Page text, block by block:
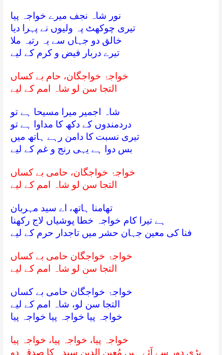
نور شاہ نجف میرے خواجہ پیا
تیری چوکھٹ پہ ولیوں نے پہرا دیا
خالق دو جہاں سے یہ رتبہ ملا
تیرے دربار فیض و کرم کے لیے
خواجۂ خواجگان، حام بے کساں
التجا سن لو شاہ امم کے لیے
شاہ اجمیر میرا مسیحا ہے تو
دردمندوں کے دکھ کا مداوا ہے تو
تیری نسبت کا دامن رہے ہاتھ میں
بس دوا ہے یہی رنج و غم کے لیے
خواجۂ خواجگان، حامی بے کساں
التجا سن لو شاہ امم کے لیے
تھامنا ہاتھ، اے سید مہربان
ہے تیرا کام خواجہ خطا پوشیاں لاج رکھنا
فنا کی معین جہان حشر میں تاجدار حرم کے لیے
خواجۂ خواجگان حامی بے کساں
التجا سن لو شاہ امم کے لیے
خواجۂ خواجگان حامی بے کساں
التجا سن لو، شاہ امم کے لیے
خواجہ پیا خواجہ پیا خواجہ پیا
خواجہ پیا، خواجہ پیا، خواجہ پیا
بڑی دور سے آئے ہیں مُعین الدین سیدہ کا صدقہ دو